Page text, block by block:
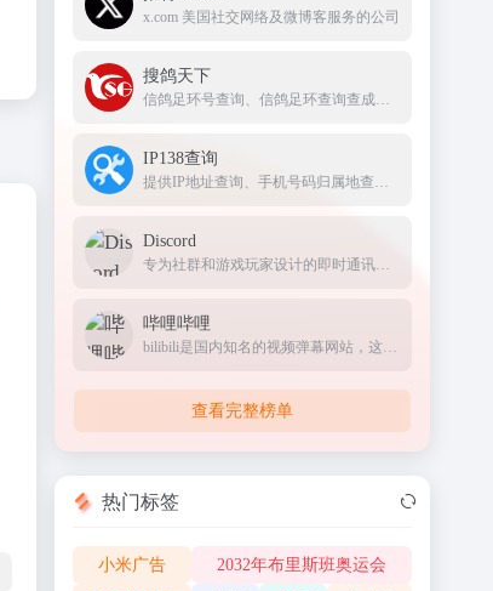
x.com 美国社交网络及微博客服务的公司
搜鸽天下
信鸽足环号查询、信鸽足环查询查成绩、查信鸽成绩、足环、天落成绩、脚环！
IP138查询
提供IP地址查询、手机号码归属地查询、邮政编码查询及身份证号码验证等服务
Discord
专为社群和游戏玩家设计的即时通讯应用，提供文字、语音和视频聊天功能
哔哩哔哩
bilibili是国内知名的视频弹幕网站，这里有及时的动漫新番，活跃的ACG氛围，有创意的Up主。大家可以在这里找到许多欢乐。
查看完整榜单
热门标签
小米广告 2032年布里斯班奥运会